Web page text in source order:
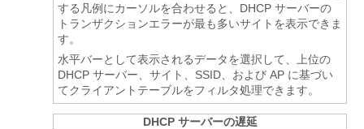
する凡例にカーソルを合わせると、DHCP サーバーの
トランザクションエラーが最も多いサイトを表示できま
す。
水平バーとして表示されるデータを選択して、上位の
DHCP サーバー、サイト、SSID、および AP に基づい
てクライアントテーブルをフィルタ処理できます。
DHCP サーバーの遅延